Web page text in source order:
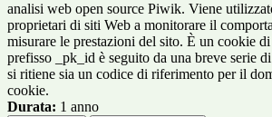
analisi web open source Piwik. Viene
proprietari di siti Web a monitorare il
misurare le prestazioni del sito. È un cookie
prefisso _pk_id è seguito da una breve serie
si ritiene sia un codice di riferimento per il
cookie.
Durata: 1 anno